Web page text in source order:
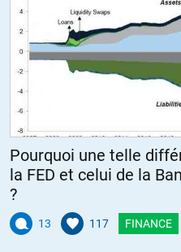
Pourquoi une telle
la FED et celui de la
?
13 117 FINANCE